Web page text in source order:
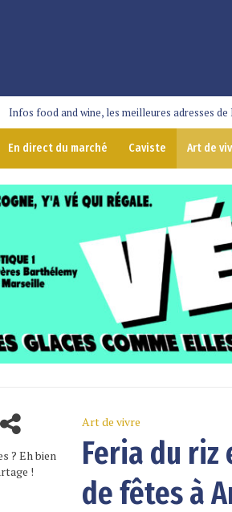
Infos food and wine, les meilleures adresses
En direct du marché Caviste Art de
? Eh bien
!
Art de vivre
Feria du riz
de fêtes à